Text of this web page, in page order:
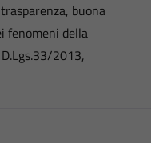
buona
fenomeni della
2013,